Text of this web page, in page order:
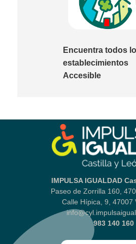
Encuentra todos
establecimientos
Accesible
IMPULSA IGUALDAD
Paseo de Zorrilla 160,
Calle Hípica, 9, 47007
983 140 160